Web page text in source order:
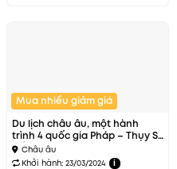
Mua nhiều giảm giá
Du lịch châu âu, một hành
trình 4 quốc gia Pháp – Thụy Sĩ
– Ý – Vatican
Châu âu
Khởi hành: 23/03/2024
i